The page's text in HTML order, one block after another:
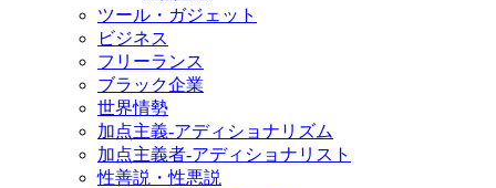
ツール・ガジェット
ビジネス
フリーランス
ブラック企業
世界情勢
加点主義-アディショナリズム
加点主義者-アディショナリスト
性善説・性悪説